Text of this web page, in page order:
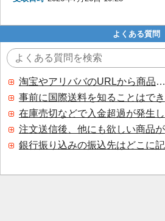
よくある質問
淘宝やアリババのURLから商品を探すことはできますか？